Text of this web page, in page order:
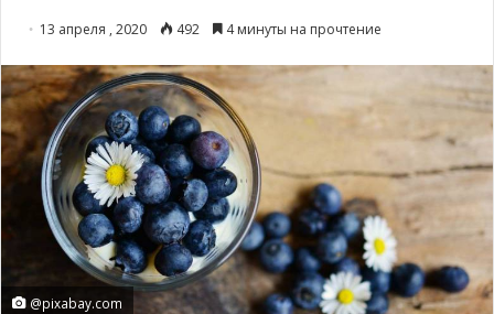
13 апреля , 2020 492 4 минуты на прочтение
@pixabay.com